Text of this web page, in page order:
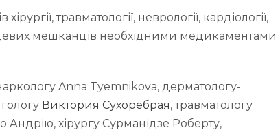
травматології, неврології, кардіології,
мешканців необхідними медикаментами
Anna Tyemnikova, дерматологу-
Виктория Сухоребрая, травматологу
хірургу Сурманідзе Роберту,